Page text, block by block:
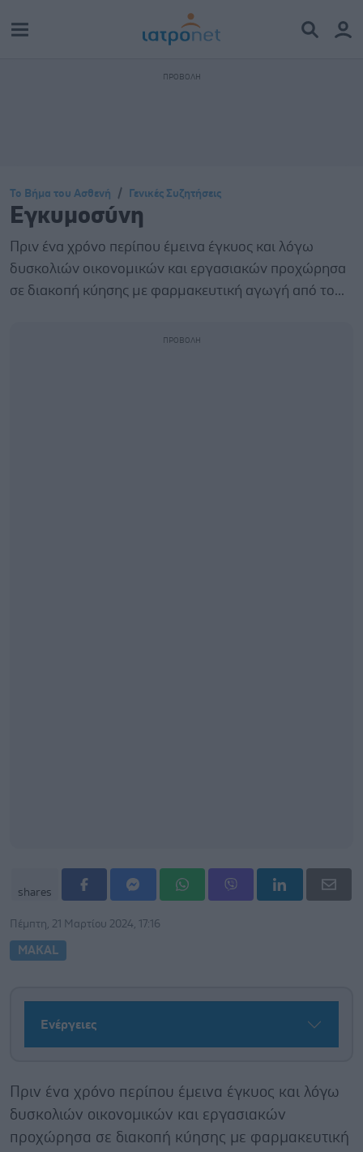
Το Βήμα του Ασθενή Γενικές Συζητήσεις
Εγκυμοσύνη
Πριν ένα χρόνο περίπου έμεινα έγκυος και λόγω
δυσκολιών οικονομικών και εργασιακών προχώρησα
σε διακοπή κύησης με φαρμακευτική αγωγή από το...
shares
Πέμπτη, 21 Μαρτίου 2024, 17:16
MAKAL
Ενέργειες
Πριν ένα χρόνο περίπου έμεινα έγκυος και λόγω
δυσκολιών οικονομικών και εργασιακών
προχώρησα σε διακοπή κύησης με φαρμακευτική